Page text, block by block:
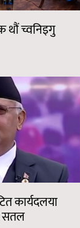
च्वनिइगु
कार्यदलया
सतल